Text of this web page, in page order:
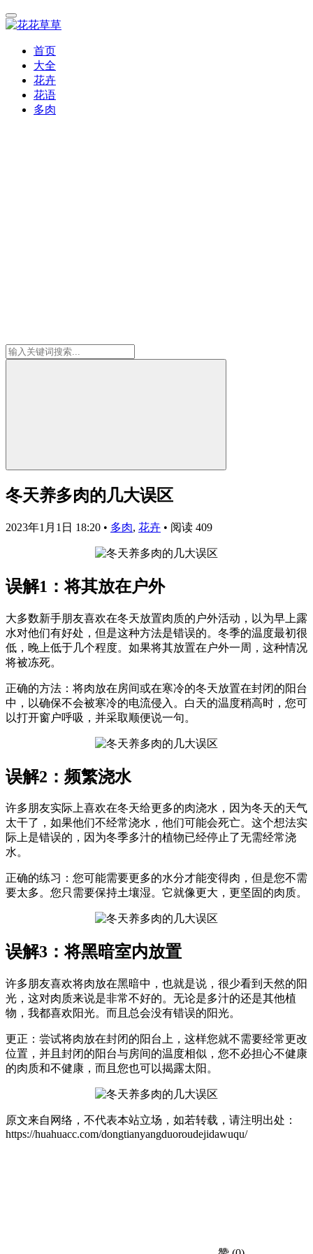
首页
大全
花卉
花语
多肉
冬天养多肉的几大误区
2023年1月1日 18:20 • 多肉, 花卉 • 阅读 409
误解1：将其放在户外
大多数新手朋友喜欢在冬天放置肉质的户外活动，以为早上露
水对他们有好处，但是这种方法是错误的。冬季的温度最初很
低，晚上低于几个程度。如果将其放置在户外一周，这种情况
将被冻死。
正确的方法：将肉放在房间或在寒冷的冬天放置在封闭的阳台
中，以确保不会被寒冷的电流侵入。白天的温度稍高时，您可
以打开窗户呼吸，并采取顺便说一句。
误解2：频繁浇水
许多朋友实际上喜欢在冬天给更多的肉浇水，因为冬天的天气
太干了，如果他们不经常浇水，他们可能会死亡。这个想法实
际上是错误的，因为冬季多汁的植物已经停止了无需经常浇
水。
正确的练习：您可能需要更多的水分才能变得肉，但是您不需
要太多。您只需要保持土壤湿。它就像更大，更坚固的肉质。
误解3：将黑暗室内放置
许多朋友喜欢将肉放在黑暗中，也就是说，很少看到天然的阳
光，这对肉质来说是非常不好的。无论是多汁的还是其他植
物，我都喜欢阳光。而且总会没有错误的阳光。
更正：尝试将肉放在封闭的阳台上，这样您就不需要经常更改
位置，并且封闭的阳台与房间的温度相似，您不必担心不健康
的肉质和不健康，而且您也可以揭露太阳。
原文来自网络，不代表本站立场，如若转载，请注明出处：
https://huahuacc.com/dongtianyangduoroudejidawuqu/